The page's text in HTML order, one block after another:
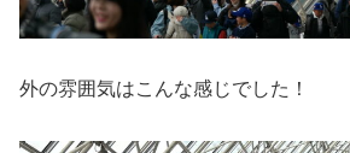
外の雰囲気はこんな感じでした！